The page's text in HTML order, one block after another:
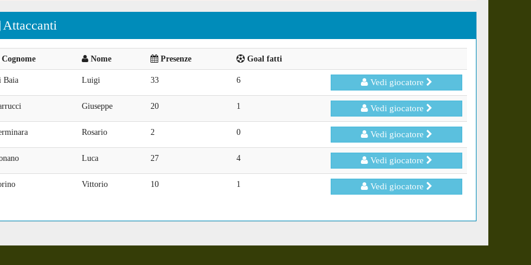
Attaccanti
Cognome Nome Presenze Goal fatti
Baia Luigi 33 6 Vedi giocatore
Giuseppe 20 1 Vedi giocatore
Rosario 2 0 Vedi giocatore
Luca 27 4 Vedi giocatore
Vittorio 10 1 Vedi giocatore